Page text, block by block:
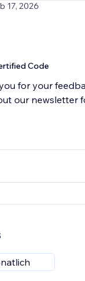
17, 2026
Code
for your
our newsletter